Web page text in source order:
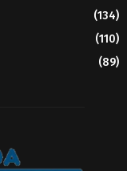
(134)
(110)
(89)